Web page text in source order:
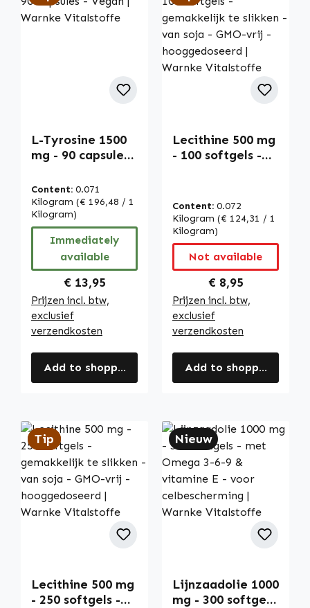
L-Tyrosine 1500
mg - 90 capsules -
Vitalstoffe
Content: 0.071
Kilogram (€ 196,48 / 1
Kilogram)
Immediately
available
Regular price:
€ 13,95
Prijzen incl. btw,
exclusief
verzendkosten
Add to shopping cart
Lecithine 500 mg
- 100 softgels -
- GMO-vrij -
hooggedoseerd |
Warnke
Vitalstoffe
Content: 0.072
Kilogram (€ 124,31 / 1
Kilogram)
Not available
Regular price:
€ 8,95
Prijzen incl. btw,
exclusief
verzendkosten
Add to shopping cart
Tip
Tip
Lecithine 500 mg
- 250 softgels -
Nieuw
Lijnzaadolie 1000
mg - 300 softgels